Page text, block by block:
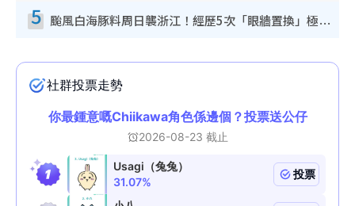
5 颱風白海豚料周日襲浙江！經歷5次「眼牆置換」極罕見 成登陸內地最長途颱風